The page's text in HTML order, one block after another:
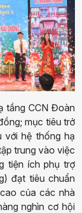
tầng CCN Đoàn
; mục tiêu trở
với hệ thống hạ
trung vào việc
tiện ích phụ trợ
đạt tiêu chuẩn
của các nhà
nghìn cơ hội